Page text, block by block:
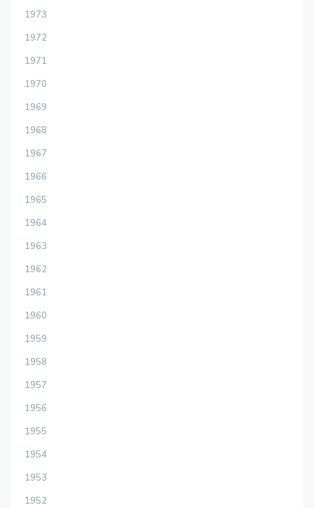
1973
1972
1971
1970
1969
1968
1967
1966
1965
1964
1963
1962
1961
1960
1959
1958
1957
1956
1955
1954
1953
1952